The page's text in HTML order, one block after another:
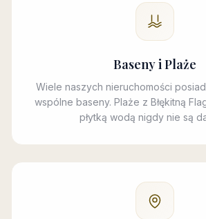
Baseny i Plaże
Wiele naszych nieruchomości
wspólne baseny. Plaże z Błękitną
płytką wodą nigdy nie są